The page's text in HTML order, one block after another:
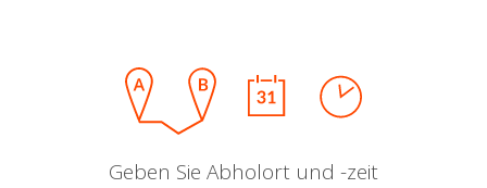
Geben Sie Abholort und -zeit